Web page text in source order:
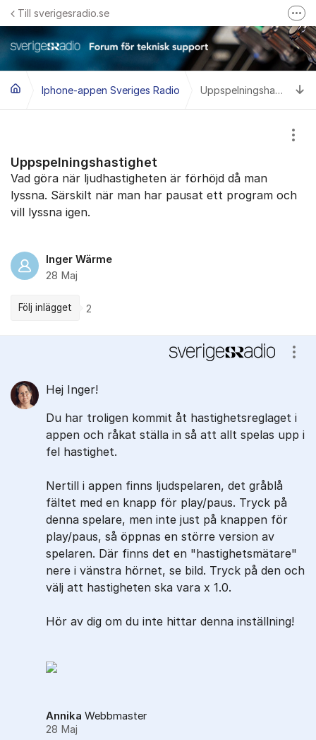
Hoppa till innehåll
Till sverigesradio.se
Frågor & svar om Sveriges Radio
Felanmäl problem med radiomottagning hos Teracom
Iphone-appen Sveriges Radio Uppspelningshastighet
Uppspelningshastighet
Vad göra när ljudhastigheten är förhöjd då man
lyssna. Särskilt när man har pausat ett program och
vill lyssna igen.
Inger Wärme
28 Maj
Följ inlägget 2
Hej Inger!
Du har troligen kommit åt hastighetsreglaget i
appen och råkat ställa in så att allt spelas upp i
fel hastighet.
Nertill i appen finns ljudspelaren, det gråblå
fältet med en knapp för play/paus. Tryck på
denna spelare, men inte just på knappen för
play/paus, så öppnas en större version av
spelaren. Där finns det en "hastighetsmätare"
nere i vänstra hörnet, se bild. Tryck på den och
välj att hastigheten ska vara x 1.0.
Hör av dig om du inte hittar denna inställning!
Annika Webbmaster
28 Maj